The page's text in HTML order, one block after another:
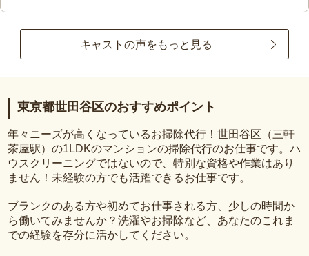
キャストの声をもっと見る
東京都世田谷区のおすすめポイント
年々ニーズが高くなっているお掃除代行！世田谷区（三軒
茶屋駅）の1LDKのマンションの掃除代行のお仕事です。ハ
ウスクリーニングではないので、特別な資格や作業はあり
ません！未経験の方でも活躍できるお仕事です。
ブランクのある方や初めてお仕事される方、少しの時間か
ら働いてみませんか？洗濯やお掃除など、あなたのこれま
での経験を存分に活かしてください。